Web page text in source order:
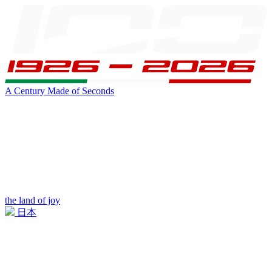
A Century Made of Seconds
the land of joy
日本